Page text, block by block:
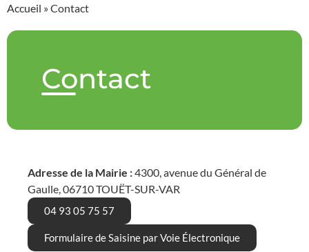
Accueil »Contact
Contact
Adresse de la Mairie :4300, avenue du Général de
Gaulle, 06710 TOUËT-SUR-VAR
04 93 05 75 57
Formulaire de Saisine par Voie Électronique